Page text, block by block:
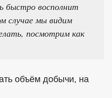
быстро восполнит
случае мы видим
посмотрим как
объём добычи, на